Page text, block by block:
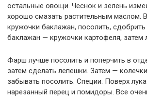
остальные овощи. Чеснок и зелень
хорошо смазать растительным маслом.
кружочки баклажан, посолить,
баклажан — кружочки картофеля, затем
Фарш лучше посолить и поперчить в
затем сделать лепешки. Затем —
забывать посолить. Специи. Поверх
нарезанный перец и помидоры. Все